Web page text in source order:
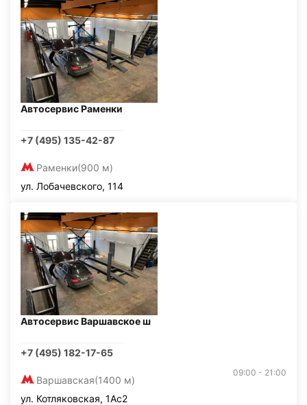
Автосервис Раменки
+7 (495) 135-42-87
Раменки(900 м)
ул. Лобачевского, 114
Автосервис Варшавское ш
+7 (495) 182-17-65
Варшавская(1400 м)
09:00 - 21:00
ул. Котляковская, 1Ас2